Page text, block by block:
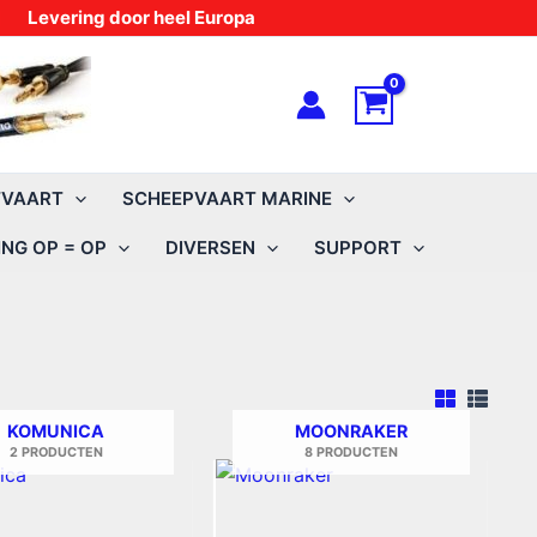
Levering door heel Europa
SCHEEPVAART MARINE
OP = OP DIVERSEN SUPPORT
KOMUNICA
2 PRODUCTEN
MOONRAKER
8 PRODUCTEN